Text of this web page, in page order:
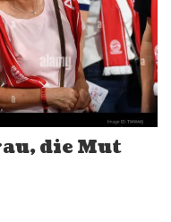
die Mut